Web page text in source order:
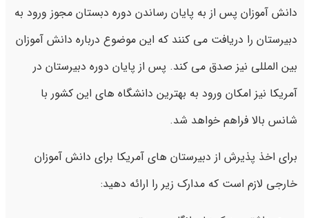
دانش آموزان پس از به پایان رساندن دوره دبستان مجوز ورود به
دبیرستان را دریافت می کنند که این موضوع درباره دانش آموزان
بین المللی نیز صدق می کند. پس از پایان دوره دبیرستان در
آمریکا نیز امکان ورود به بهترین دانشگاه های این کشور با
شانس بالا فراهم خواهد شد.
برای اخذ پذیرش از دبیرستان های آمریکا برای دانش آموزان
خارجی لازم است که مدارک زیر را ارائه دهید: